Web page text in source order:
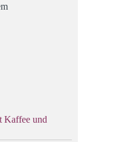
Kaffee und